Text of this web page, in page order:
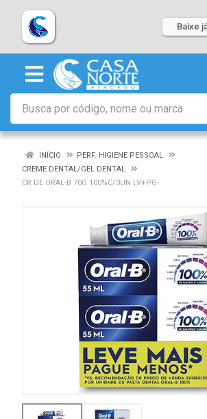
Baixe
INÍCIO
PERF. HIGIENE PESSOAL
CREME DENTAL/GEL DENTAL
CR DE ORAL-B 70G 100%C/3UN LV+PG-